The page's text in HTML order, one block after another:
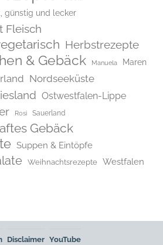
günstig und lecker
Fleisch
Herbstrezepte
& Gebäck Manuela Maren
Nordseeküste
Ostwestfalen-Lippe
Rosi Sauerland
Gebäck
Suppen & Eintöpfe
Weihnachtsrezepte Westfalen
Disclaimer YouTube